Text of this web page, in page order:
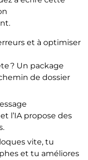
et à optimiser
? Un package
de dossier
l’IA propose des
vite, tu
et tu améliores